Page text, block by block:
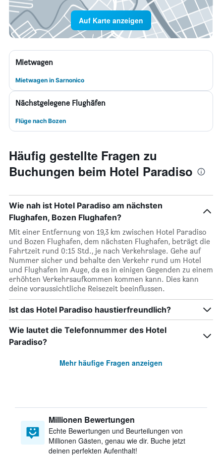
Auf Karte anzeigen
Mietwagen
Mietwagen in Sarnonico
Nächstgelegene Flughäfen
Flüge nach Bozen
Häufig gestellte Fragen zu
Buchungen beim Hotel Paradiso
Wie nah ist Hotel Paradiso am nächsten
Flughafen, Bozen Flughafen?
Mit einer Entfernung von 19,3 km zwischen Hotel Paradiso
und Bozen Flughafen, dem nächsten Flughafen, beträgt die
Fahrtzeit rund 0:15 Std., je nach Verkehrslage. Gehe auf
Nummer sicher und behalte den Verkehr rund um Hotel
und Flughafen im Auge, da es in einigen Gegenden zu einem
erhöhten Verkehrsaufkommen kommen kann. Dies kann
deine voraussichtliche Reisezeit beeinflussen.
Ist das Hotel Paradiso haustierfreundlich?
Wie lautet die Telefonnummer des Hotel
Paradiso?
Mehr häufige Fragen anzeigen
Millionen Bewertungen
Echte Bewertungen und Beurteilungen von
Millionen Gästen, genau wie dir. Buche jetzt
deinen perfekten Aufenthalt!